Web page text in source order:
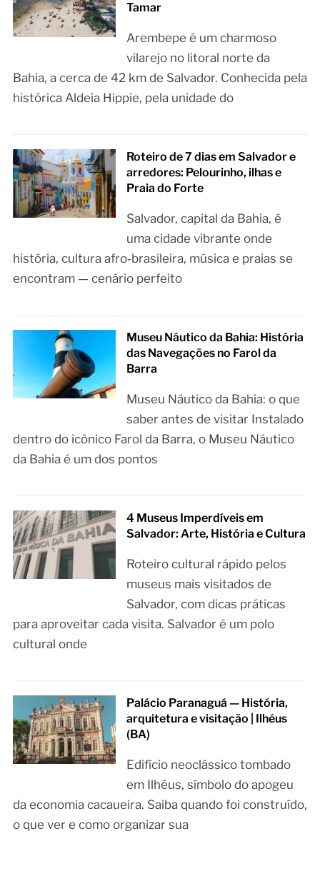
Tamar
Arembepe é um charmoso
vilarejo no litoral norte da
Bahia, a cerca de 42 km de Salvador. Conhecida pela
histórica Aldeia Hippie, pela unidade do
Roteiro de 7 dias em Salvador e
arredores: Pelourinho, ilhas e
Praia do Forte
Salvador, capital da Bahia, é
uma cidade vibrante onde
história, cultura afro‑brasileira, música e praias se
encontram — cenário perfeito
Museu Náutico da Bahia: História
das Navegações no Farol da
Barra
Museu Náutico da Bahia: o que
saber antes de visitar Instalado
dentro do icônico Farol da Barra, o Museu Náutico
da Bahia é um dos pontos
4 Museus Imperdíveis em
Salvador: Arte, História e Cultura
Roteiro cultural rápido pelos
museus mais visitados de
Salvador, com dicas práticas
para aproveitar cada visita. Salvador é um polo
cultural onde
Palácio Paranaguá — História,
arquitetura e visitação | Ilhéus
(BA)
Edifício neoclássico tombado
em Ilhéus, símbolo do apogeu
da economia cacaueira. Saiba quando foi construído,
o que ver e como organizar sua